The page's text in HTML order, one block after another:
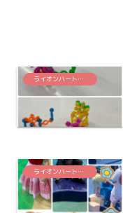
ライオンハート菊水
ライオンハート菊水